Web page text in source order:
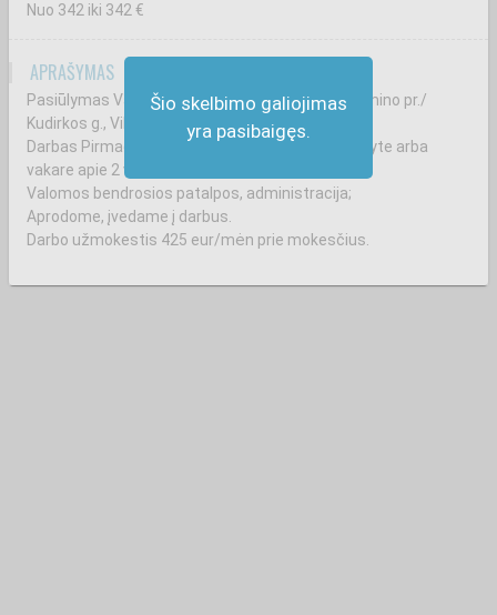
Šio skelbimo galiojimas
yra pasibaigęs.
Nuo 342 iki 342 €
APRAŠYMAS
Pasiūlymas Valytoja (-as) vakare arba ryte, Gedimino pr./
Kudirkos g., Vilnius
Darbas Pirmadienį – penktadienį, galima valytis ryte arba
vakare apie 2 val. darbo.
Valomos bendrosios patalpos, administracija;
Aprodome, įvedame į darbus.
Darbo užmokestis 425 eur/mėn prie mokesčius.